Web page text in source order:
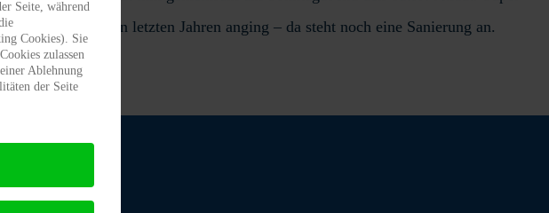
in den letzten Jahren anging – da steht noch eine Sanierung an.
Seite, während
Cookies). Sie
zulassen
Ablehnung
der Seite